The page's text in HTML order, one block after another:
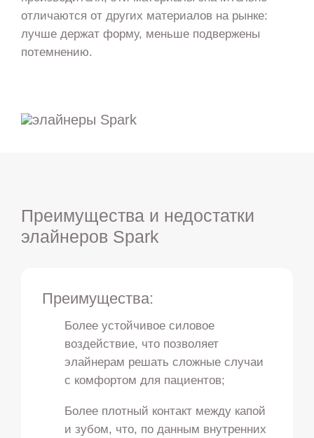
отличаются от других материалов на рынке:
лучше держат форму, меньше подвержены
потемнению.
Преимущества и недостатки
элайнеров Spark
Преимущества:
Более устойчивое силовое
воздействие, что позволяет
элайнерам решать сложные случаи
с комфортом для пациентов;
Более плотный контакт между капой
и зубом, что, по данным внутренних